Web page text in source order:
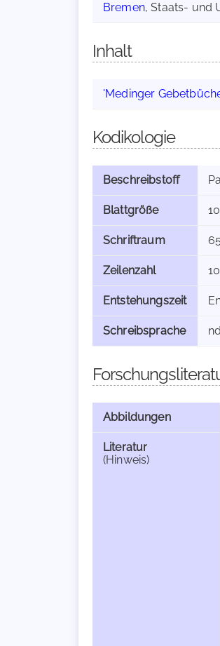
Bremen, Staats- und
Inhalt
'Medinger
Kodikologie
Beschreibstoff
Blattgröße
Schriftraum
Zeilenzahl
Entstehungszeit
Schreibsprache
Abbildungen
Literatur
(Hinweis)